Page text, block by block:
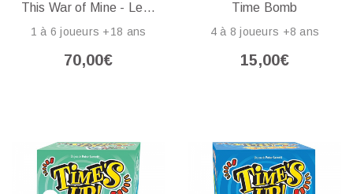
This War of Mine - Le...
1 à 6 joueurs +18 ans
70,00€
Time Bomb
4 à 8 joueurs +8 ans
15,00€